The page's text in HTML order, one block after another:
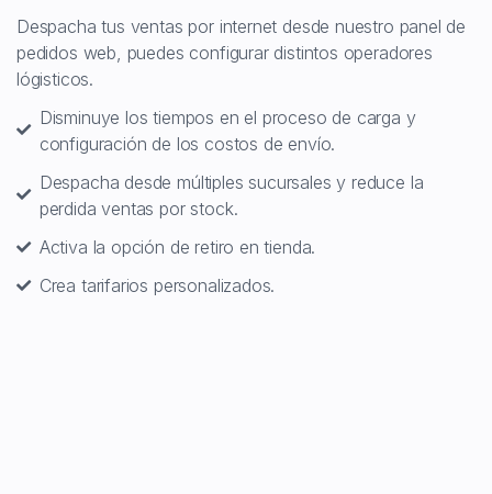
Despacha tus ventas por internet desde nuestro panel de
pedidos web, puedes configurar distintos operadores
lógisticos.
Disminuye los tiempos en el proceso de carga y
configuración de los costos de envío.
Despacha desde múltiples sucursales y reduce la
perdida ventas por stock.
Activa la opción de retiro en tienda.
Crea tarifarios personalizados.